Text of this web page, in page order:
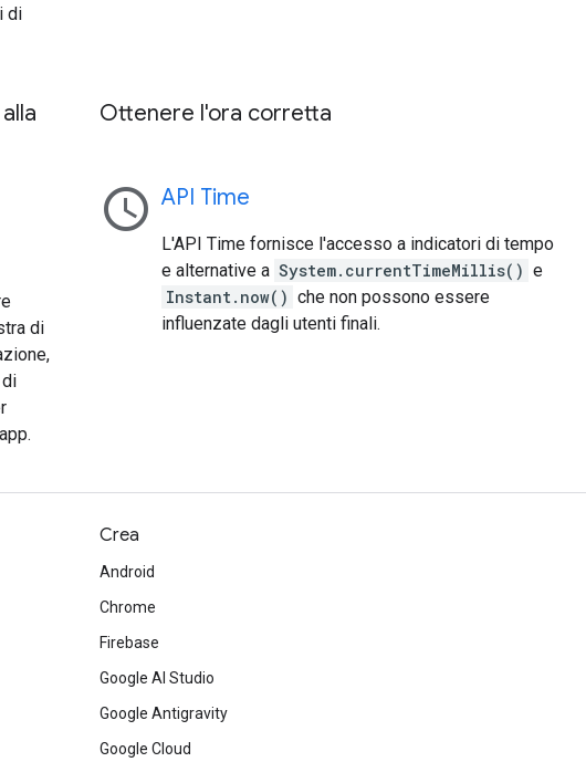
di
di
Ottenere l'ora corretta
schedule API Time
L'API Time fornisce l'accesso a indicatori di tempo
e alternative a System.currentTimeMillis() e
Instant.now() che non possono essere
influenzate dagli utenti finali.
Crea
Android
Chrome
Firebase
Google AI Studio
Google Antigravity
Google Cloud